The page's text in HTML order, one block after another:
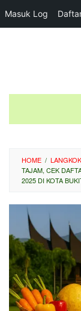
Masuk Log
HOME / LANGKOK
TAJAM, CEK
2025 DI KOTA